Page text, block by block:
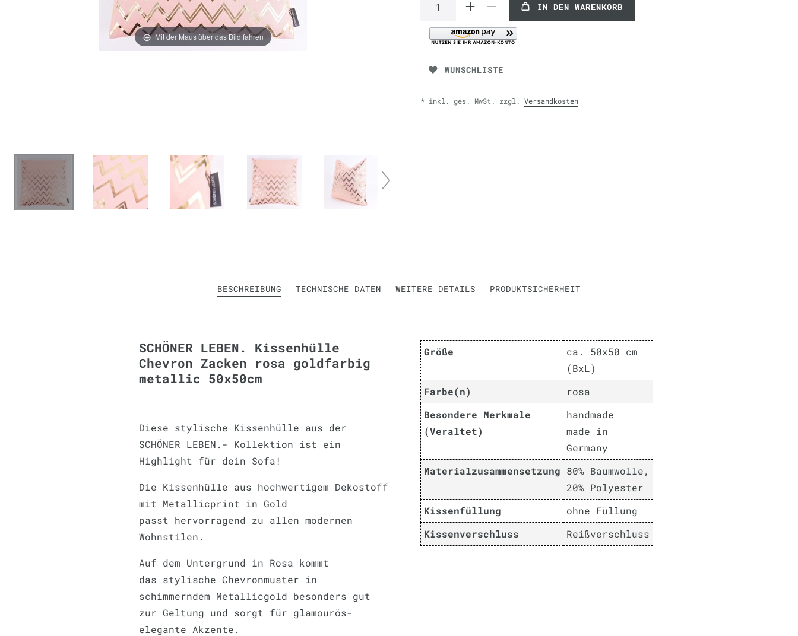
Mit der Maus über das Bild fahren
IN DEN WARENKORB
WUNSCHLISTE
* inkl. ges. MwSt. zzgl. Versandkosten
BESCHREIBUNG TECHNISCHE DATEN WEITERE DETAILS PRODUKTSICHERHEIT
SCHÖNER LEBEN. Kissenhülle
Chevron Zacken rosa goldfarbig
metallic 50x50cm
Diese stylische Kissenhülle aus der
SCHÖNER LEBEN.- Kollektion ist ein
Highlight für dein Sofa!
Die Kissenhülle aus hochwertigem Dekostoff
mit Metallicprint in Gold
passt hervorragend zu allen modernen
Wohnstilen.
Auf dem Untergrund in Rosa kommt
das stylische Chevronmuster in
schimmerndem Metallicgold besonders gut
zur Geltung und sorgt für glamourös-
elegante Akzente.
Größe
ca. 50x50 cm
(BxL)
Farbe(n)
rosa
Besondere Merkmale
(Veraltet)
handmade
made in
Germany
Materialzusammensetzung 80% Baumwolle,
20% Polyester
Kissenfüllung
ohne Füllung
Kissenverschluss
Reißverschluss